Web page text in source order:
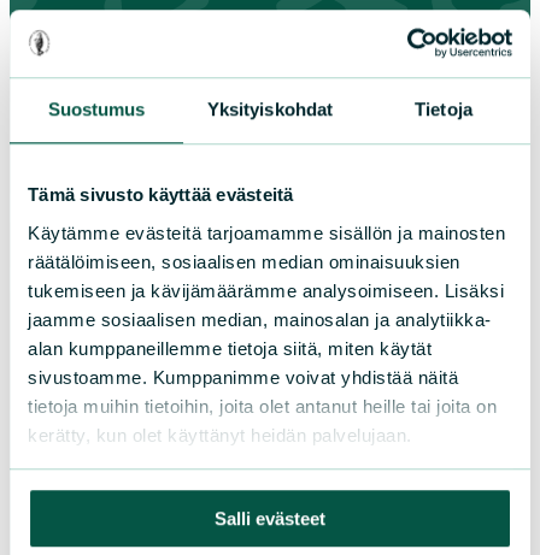
Suostumus Yksityiskohdat Tietoja
Tämä sivusto käyttää evästeitä
Käytämme evästeitä tarjoamamme sisällön ja mainosten
räätälöimiseen, sosiaalisen median ominaisuuksien
tukemiseen ja kävijämäärämme analysoimiseen. Lisäksi
jaamme sosiaalisen median, mainosalan ja analytiikka-
alan kumppaneillemme tietoja siitä, miten käytät
sivustoamme. Kumppanimme voivat yhdistää näitä
tietoja muihin tietoihin, joita olet antanut heille tai joita on
kerätty, kun olet käyttänyt heidän palvelujaan.
Salli evästeet
Suomen luonnonsuojeluliiton
piirit
Etelä-Karjala
Etelä-Savo
Kainuu
Keski-Suomi
Kymenlaakso
Lappi
Pirkanmaa
Pohjanmaa
Pohjois-Karjala
Pohjois-Pohjanmaa
Pohjois-Savo